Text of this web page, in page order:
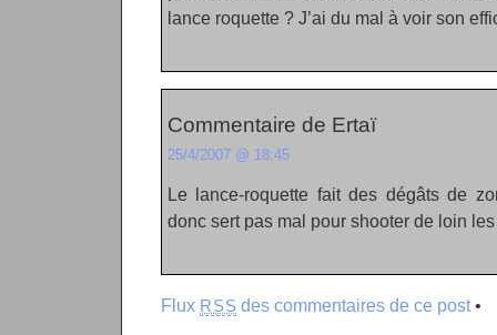
lance roquette ? J’ai du mal à voir son
Commentaire de Ertaï
25/4/2007 @ 18:45
Le lance-roquette fait des dégâts de
donc sert pas mal pour shooter de loin
Flux RSS des commentaires de ce post•